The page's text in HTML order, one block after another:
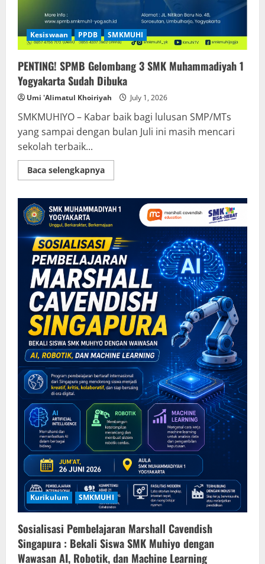
Kesiswaan PPDB SMKMUHI
PENTING! SPMB Gelombang 3 SMK Muhammadiyah 1
Yogyakarta Sudah Dibuka
Umi 'Alimatul Khoiriyah July 1, 2026
SMKMUHIYO – Kabar baik bagi lulusan SMP/MTs
yang sampai dengan bulan Juli ini masih mencari
sekolah terbaik...
Baca selengkapnyaRead
more
Gelombang
SMK
Muhammadiyah
1
Yogyakarta
Sudah
Dibuka
Kurikulum SMKMUHI
Sosialisasi Pembelajaran Marshall Cavendish
Singapura : Bekali Siswa SMK Muhiyo dengan
Wawasan AI, Robotik, dan Machine Learning